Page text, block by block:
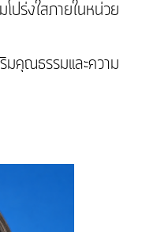
ปร่งใสภายในหน่วย
มคุณธรรมและความ